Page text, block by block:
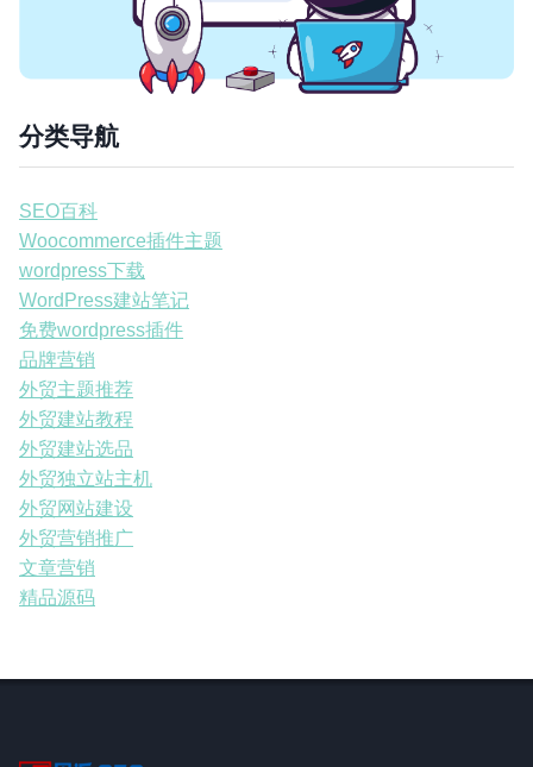
分类导航
SEO百科
Woocommerce插件主题
wordpress下载
WordPress建站笔记
免费wordpress插件
品牌营销
外贸主题推荐
外贸建站教程
外贸建站选品
外贸独立站主机
外贸网站建设
外贸营销推广
文章营销
精品源码